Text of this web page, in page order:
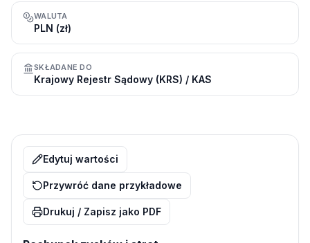
WALUTA
PLN (zł)
SKŁADANE DO
Krajowy Rejestr Sądowy (KRS) / KAS
Edytuj wartości
Przywróć dane przykładowe
Drukuj / Zapisz jako PDF